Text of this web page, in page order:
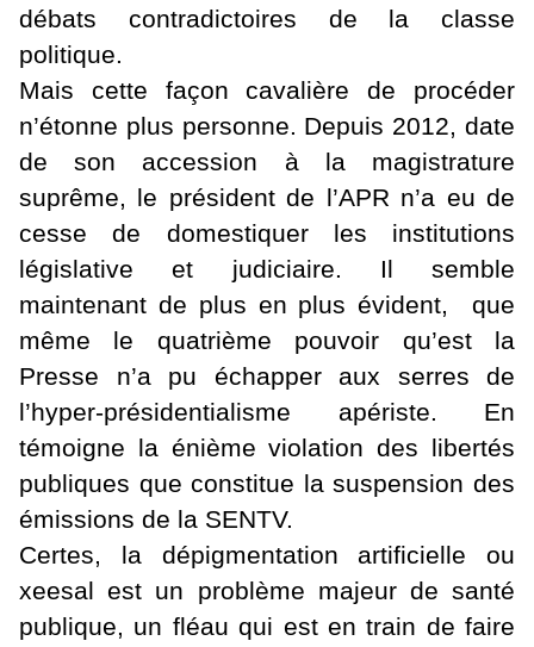
débats contradictoires de la classe
politique.
Mais cette façon cavalière de procéder
n’étonne plus personne. Depuis 2012, date
de son accession à la magistrature
suprême, le président de l’APR n’a eu de
cesse de domestiquer les institutions
législative et judiciaire. Il semble
maintenant de plus en plus évident, que
même le quatrième pouvoir qu’est la
Presse n’a pu échapper aux serres de
l’hyper-présidentialisme apériste. En
témoigne la énième violation des libertés
publiques que constitue la suspension des
émissions de la SENTV.
Certes, la dépigmentation artificielle ou
xeesal est un problème majeur de santé
publique, un fléau qui est en train de faire